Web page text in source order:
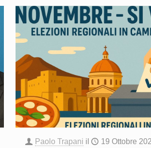
Paolo Trapani il 19 Ottobre